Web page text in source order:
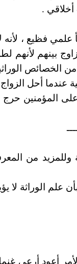
.
فظيع ، لأنه
بينهم لأنهم
أحل
) ؟؟ ونقرأ هذا واضحا في سورة
وللمزيد من
الوراثة لا
إن صنعت لي هذا